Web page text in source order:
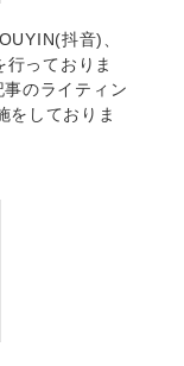
抖音)、
っておりま
のライティン
をしておりま